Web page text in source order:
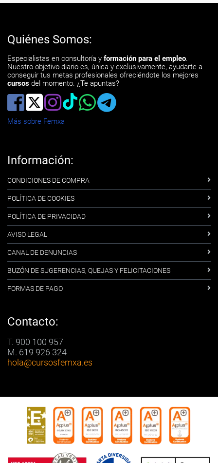
Quiénes Somos:
Especialistas en consultoría y formación para el empleo.
Nuestro objetivo diario es, única y exclusivamente, ayudarte a
conseguir tus metas profesionales ofreciéndote los mejores
cursos del momento. ¿Te apuntas?
Más sobre Femxa
Información:
CONDICIONES DE COMPRA
POLÍTICA DE COOKIES
POLÍTICA DE PRIVACIDAD
AVISO LEGAL
CANAL DE DENUNCIAS
BUZÓN DE SUGERENCIAS, QUEJAS Y FELICITACIONES
FORMAS DE PAGO
Contacto:
T. 900 100 957
M. 619 926 324
hola@cursosfemxa.es